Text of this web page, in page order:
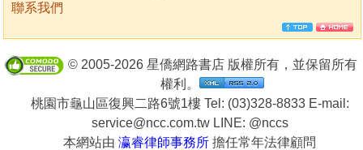
聯系我們
© 2005-2026 星僑網路書店 版權所有，並保留所有
權利。
桃園市龜山區復興二路6號1樓 Tel: (03)328-8833 E-mail:
service@ncc.com.tw LINE: @nccs
本網站由 瀛睿律師事務所 擔任常年法律顧問